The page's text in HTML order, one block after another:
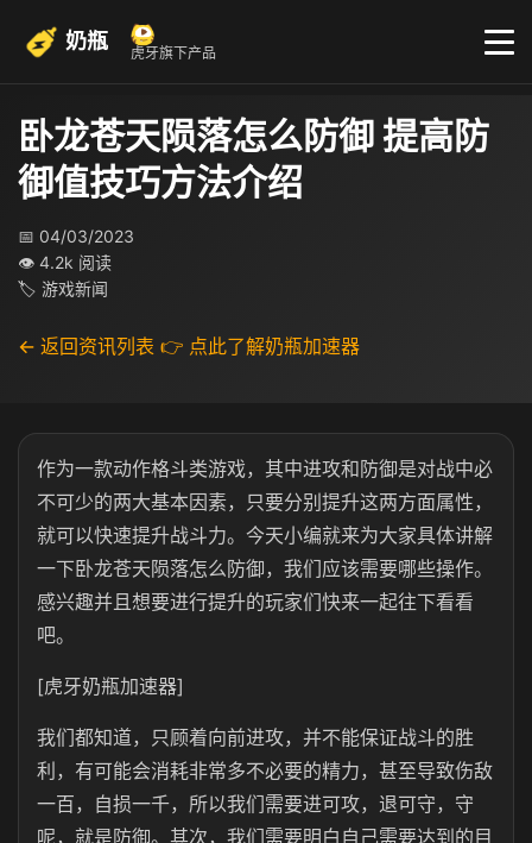
奶瓶 虎牙旗下产品
卧龙苍天陨落怎么防御 提高防
御值技巧方法介绍
📅 04/03/2023
👁 4.2k 阅读
🏷 游戏新闻
← 返回资讯列表 👉 点此了解奶瓶加速器
作为一款动作格斗类游戏，其中进攻和防御是对战中必
不可少的两大基本因素，只要分别提升这两方面属性，
就可以快速提升战斗力。今天小编就来为大家具体讲解
一下卧龙苍天陨落怎么防御，我们应该需要哪些操作。
感兴趣并且想要进行提升的玩家们快来一起往下看看
吧。
[虎牙奶瓶加速器]
我们都知道，只顾着向前进攻，并不能保证战斗的胜
利，有可能会消耗非常多不必要的精力，甚至导致伤敌
一百，自损一千，所以我们需要进可攻，退可守，守
呢，就是防御。其次，我们需要明白自己需要达到的目